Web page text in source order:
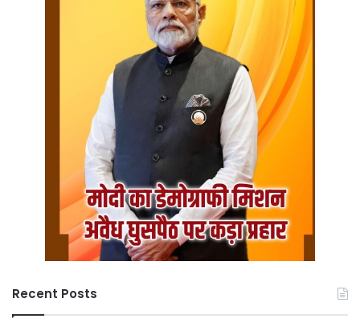
Recent Posts